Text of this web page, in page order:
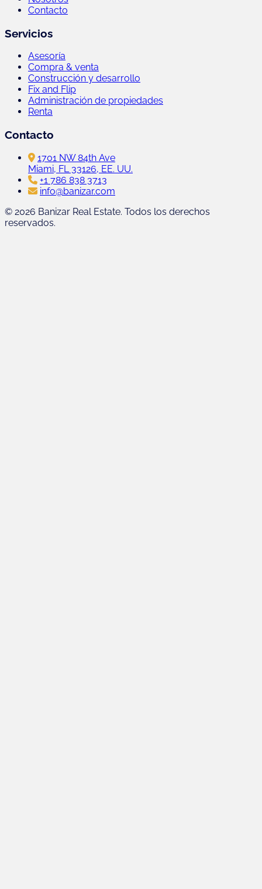
Contacto
Servicios
Asesoría
Compra & venta
Construcción y desarrollo
Fix and Flip
Administración de propiedades
Renta
Contacto
1701 NW 84th Ave
Miami, FL 33126, EE. UU.
+1 786 838 3713
info@banizar.com
© 2026 Banizar Real Estate. Todos los derechos
reservados.